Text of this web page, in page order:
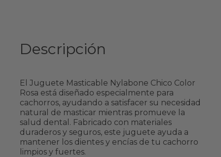
Descripción
El Juguete Masticable Nylabone Chico Color
Rosa está diseñado especialmente para
cachorros, ayudando a satisfacer su necesidad
natural de masticar mientras promueve la
salud dental. Fabricado con materiales
duraderos y seguros, este juguete ayuda a
mantener los dientes y encías de tu cachorro
limpios y fuertes.